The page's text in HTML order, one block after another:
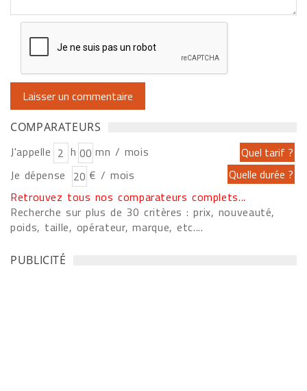
COMPARATEURS
J'appelle h
mn / mois
Je dépense
€ / mois
Retrouvez tous nos comparateurs complets...
Recherche sur plus de 30 critères : prix, nouveauté,
poids, taille, opérateur, marque, etc....
PUBLICITÉ